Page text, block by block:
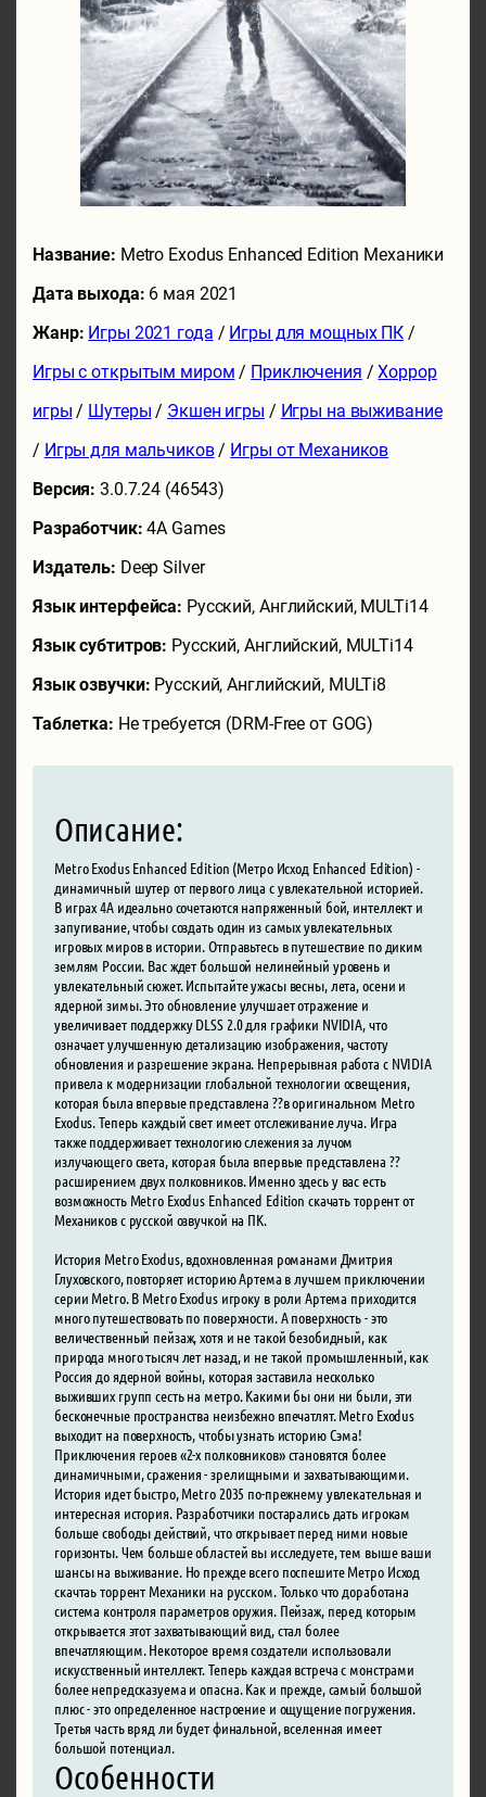
Название: Metro Exodus Enhanced Edition Механики
Дата выхода: 6 мая 2021
Жанр: Игры 2021 года / Игры для мощных ПК /
Игры с открытым миром / Приключения /Хоррор
игры / Шутеры / Экшен игры / Игры на выживание
/ Игры для мальчиков/ Игры от Механиков
Версия:3.0.7.24 (46543)
Разработчик:4A Games
Издатель: Deep Silver
Язык интерфейса: Русский, Английский, MULTi14
Язык субтитров: Русский, Английский, MULTi14
Язык озвучки: Русский, Английский, MULTi8
Таблетка: Не требуется (DRM-Free от GOG)
Описание:
Metro Exodus Enhanced Edition (Метро Исход Enhanced Edition) -
динамичный шутер от первого лица с увлекательной историей.
В играх 4A идеально сочетаются напряженный бой, интеллект и
запугивание, чтобы создать один из самых увлекательных
игровых миров в истории. Отправьтесь в путешествие по диким
землям России. Вас ждет большой нелинейный уровень и
увлекательный сюжет. Испытайте ужасы весны, лета, осени и
ядерной зимы. Это обновление улучшает отражение и
увеличивает поддержку DLSS 2.0 для графики NVIDIA, что
означает улучшенную детализацию изображения, частоту
обновления и разрешение экрана. Непрерывная работа с NVIDIA
привела к модернизации глобальной технологии освещения,
которая была впервые представлена ??в оригинальном Metro
Exodus. Теперь каждый свет имеет отслеживание луча. Игра
также поддерживает технологию слежения за лучом
излучающего света, которая была впервые представлена ??
расширением двух полковников. Именно здесь у вас есть
возможность Metro Exodus Enhanced Edition скачать торрент от
Механиков с русской озвучкой на ПК.
История Metro Exodus, вдохновленная романами Дмитрия
Глуховского, повторяет историю Артема в лучшем приключении
серии Metro. В Metro Exodus игроку в роли Артема приходится
много путешествовать по поверхности. А поверхность - это
величественный пейзаж, хотя и не такой безобидный, как
природа много тысяч лет назад, и не такой промышленный, как
Россия до ядерной войны, которая заставила несколько
выживших групп сесть на метро. Какими бы они ни были, эти
бесконечные пространства неизбежно впечатлят. Metro Exodus
выходит на поверхность, чтобы узнать историю Сэма!
Приключения героев «2-х полковников» становятся более
динамичными, сражения - зрелищными и захватывающими.
История идет быстро, Metro 2035 по-прежнему увлекательная и
интересная история. Разработчики постарались дать игрокам
больше свободы действий, что открывает перед ними новые
горизонты. Чем больше областей вы исследуете, тем выше ваши
шансы на выживание. Но прежде всего поспешите Метро Исход
скачтаь торрент Механики на русском. Только что доработана
система контроля параметров оружия. Пейзаж, перед которым
открывается этот захватывающий вид, стал более
впечатляющим. Некоторое время создатели использовали
искусственный интеллект. Теперь каждая встреча с монстрами
более непредсказуема и опасна. Как и прежде, самый большой
плюс - это определенное настроение и ощущение погружения.
Третья часть вряд ли будет финальной, вселенная имеет
большой потенциал.
Особенности